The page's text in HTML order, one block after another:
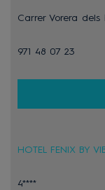
Carrer Vorera dels
971 48 07 23
HOTEL FENIX BY
4****